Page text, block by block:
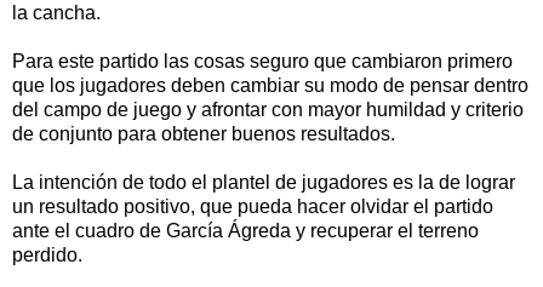
la cancha.
Para este partido las cosas seguro que cambiaron primero
que los jugadores deben cambiar su modo de pensar dentro
del campo de juego y afrontar con mayor humildad y criterio
de conjunto para obtener buenos resultados.
La intención de todo el plantel de jugadores es la de lograr
un resultado positivo, que pueda hacer olvidar el partido
ante el cuadro de García Ágreda y recuperar el terreno
perdido.